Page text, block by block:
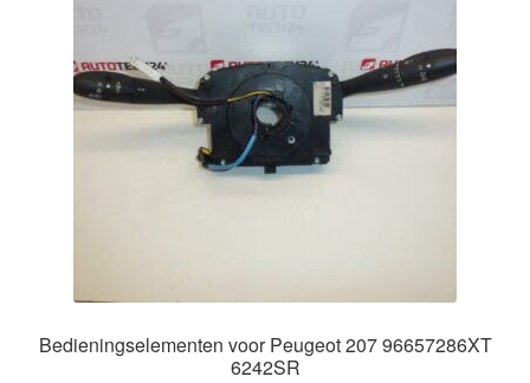
Bedieningselementen voor Peugeot 207 96657286XT
6242SR